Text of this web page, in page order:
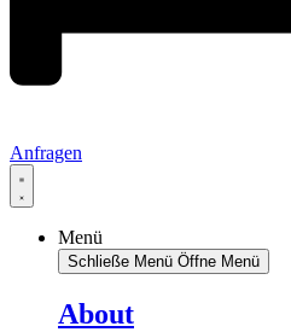
Anfragen
Menü
Schließe Menü Öffne Menü
About